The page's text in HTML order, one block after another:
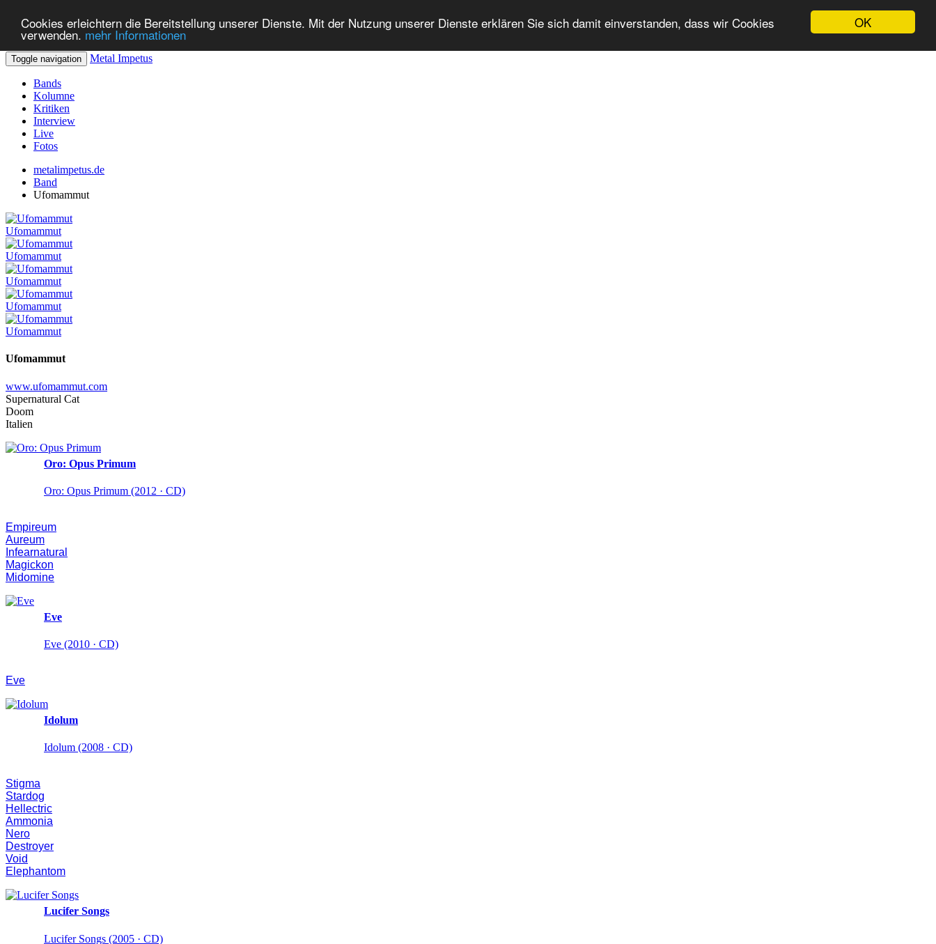
OK
Cookies erleichtern die Bereitstellung unserer Dienste. Mit der Nutzung unserer Dienste erklären Sie sich damit einverstanden, dass wir Cookies
verwenden. mehr Informationen
Toggle navigation Metal Impetus
Bands
Kolumne
Kritiken
Interview
Live
Fotos
metalimpetus.de
Band
Ufomammut
Ufomammut
Ufomammut
Ufomammut
Ufomammut
Ufomammut
Ufomammut
www.ufomammut.com
Supernatural Cat
Doom
Italien
Oro: Opus Primum
Oro: Opus Primum (2012 · CD)
Empireum
Aureum
Infearnatural
Magickon
Midomine
Eve
Eve (2010 · CD)
Eve
Idolum
Idolum (2008 · CD)
Stigma
Stardog
Hellectric
Ammonia
Nero
Destroyer
Void
Elephantom
Lucifer Songs
Lucifer Songs (2005 · CD)